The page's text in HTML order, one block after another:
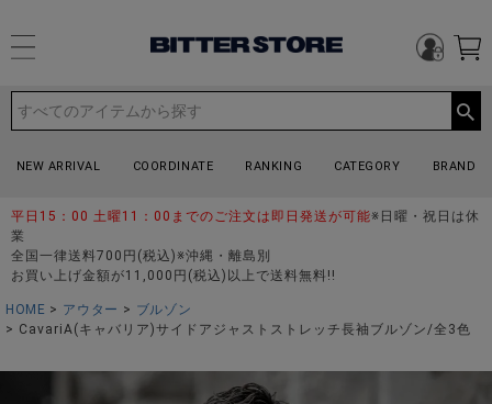
NEW ARRIVAL COORDINATE RANKING CATEGORY BRAND
平日15：00 土曜11：00までのご注文は即日発送が可能※日曜・祝日は休
業
全国一律送料700円(税込)※沖縄・離島別
お買い上げ金額が11,000円(税込)以上で送料無料!!
HOME アウター
ブルゾン
CavariA(キャバリア)サイドアジャストストレッチ長袖ブルゾン/全3色